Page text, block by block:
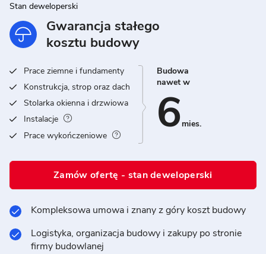
Stan deweloperski
Gwarancja stałego
kosztu budowy
Prace ziemne i fundamenty
Konstrukcja, strop oraz dach
Stolarka okienna i drzwiowa
Instalacje
Prace wykończeniowe
Budowa
nawet w
6 mies.
Zamów ofertę - stan deweloperski
Kompleksowa umowa i znany z góry koszt budowy
Logistyka, organizacja budowy i zakupy po stronie
firmy budowlanej